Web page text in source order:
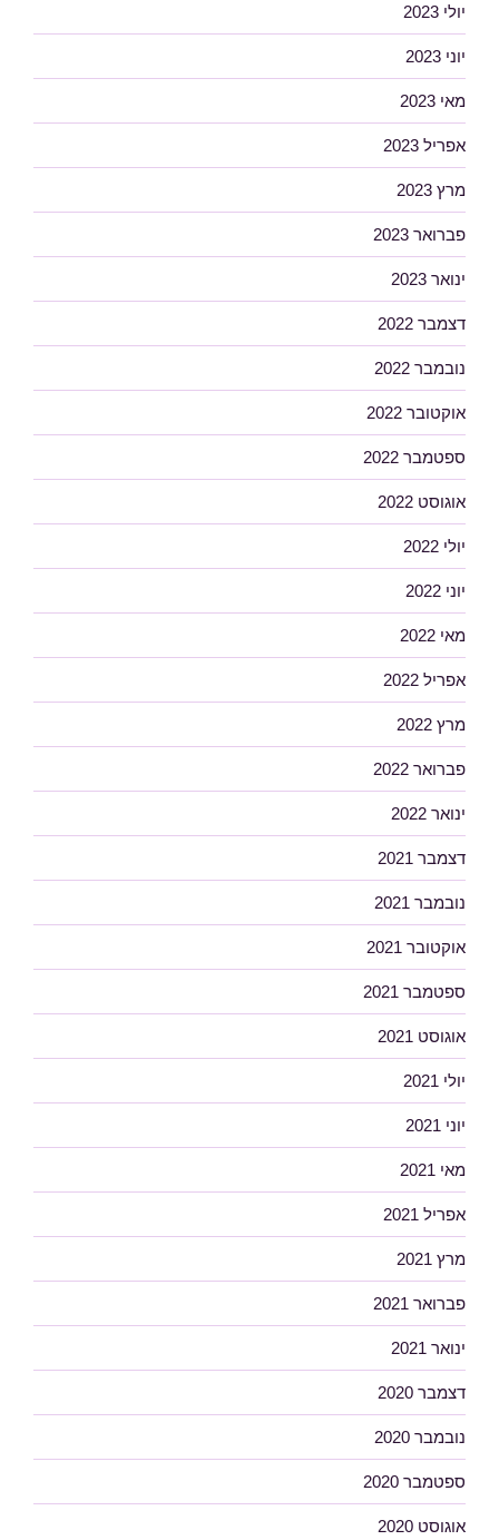
יולי 2023
יוני 2023
מאי 2023
אפריל 2023
מרץ 2023
פברואר 2023
ינואר 2023
דצמבר 2022
נובמבר 2022
אוקטובר 2022
ספטמבר 2022
אוגוסט 2022
יולי 2022
יוני 2022
מאי 2022
אפריל 2022
מרץ 2022
פברואר 2022
ינואר 2022
דצמבר 2021
נובמבר 2021
אוקטובר 2021
ספטמבר 2021
אוגוסט 2021
יולי 2021
יוני 2021
מאי 2021
אפריל 2021
מרץ 2021
פברואר 2021
ינואר 2021
דצמבר 2020
נובמבר 2020
ספטמבר 2020
אוגוסט 2020